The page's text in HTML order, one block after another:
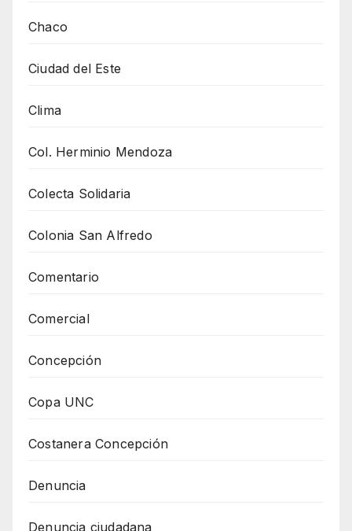
Chaco
Ciudad del Este
Clima
Col. Herminio Mendoza
Colecta Solidaria
Colonia San Alfredo
Comentario
Comercial
Concepción
Copa UNC
Costanera Concepción
Denuncia
Denuncia ciudadana